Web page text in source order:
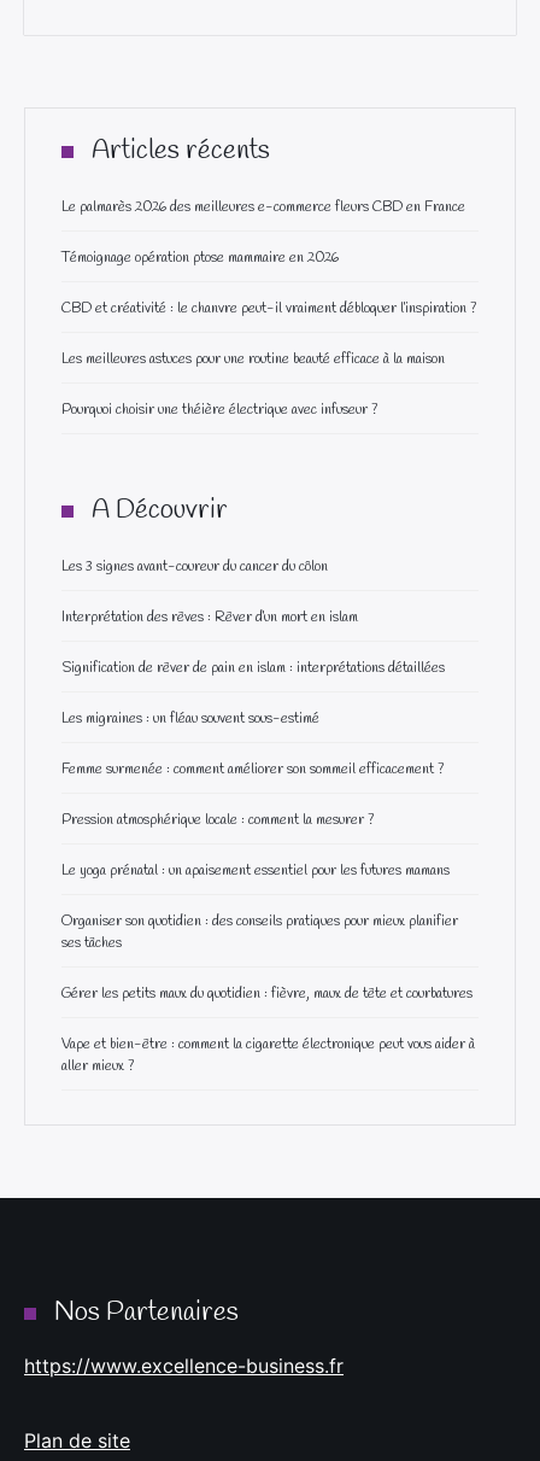
Articles récents
Le palmarès 2026 des meilleures e-commerce fleurs CBD en France
Témoignage opération ptose mammaire en 2026
CBD et créativité : le chanvre peut-il vraiment débloquer l’inspiration ?
Les meilleures astuces pour une routine beauté efficace à la maison
Pourquoi choisir une théière électrique avec infuseur ?
A Découvrir
Les 3 signes avant-coureur du cancer du côlon
Interprétation des rêves : Rêver d’un mort en islam
Signification de rêver de pain en islam : interprétations détaillées
Les migraines : un fléau souvent sous-estimé
Femme surmenée : comment améliorer son sommeil efficacement ?
Pression atmosphérique locale : comment la mesurer ?
Le yoga prénatal : un apaisement essentiel pour les futures mamans
Organiser son quotidien : des conseils pratiques pour mieux planifier
ses tâches
Gérer les petits maux du quotidien : fièvre, maux de tête et courbatures
Vape et bien-être : comment la cigarette électronique peut vous aider à
aller mieux ?
Nos Partenaires
https://www.excellence-business.fr
Plan de site